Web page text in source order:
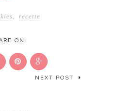
recette
ON
NEXT POST